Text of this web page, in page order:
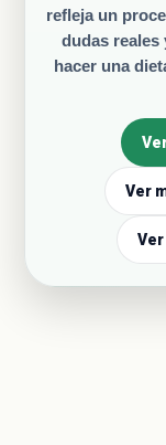
refleja un
dudas reales
hacer una
Ver